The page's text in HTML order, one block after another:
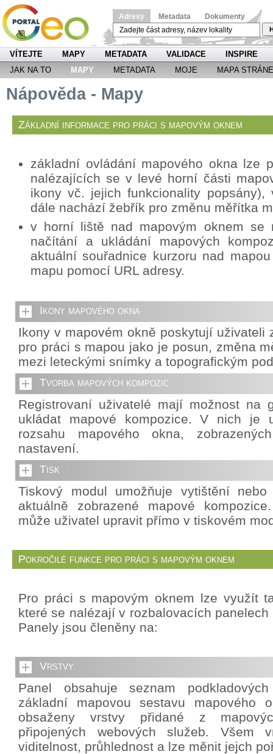
Adresy Metadata Dokumenty
VÍTEJTE MAPY METADATA VALIDACE
INSPIRE
JAK NA TO
MAPY METADATA MOJE MAPA
Nápověda - Mapy
Základní informace pro práci s mapovým oknem
základní ovládání mapového okna lze
nalézajících se v levé horní části
ikony vč. jejich funkcionality popsány),
dále nachází žebřík pro změnu měřítka
v horní liště nad mapovým oknem se
načítání a ukládání mapových
aktuální souřadnice kurzoru nad
mapu pomocí URL adresy.
Ikony mapového okna
Ikony v mapovém okně poskytují uživateli
pro práci s mapou jako je posun, změna
mezi leteckými snímky a topografickým
Tvorba mapových kompozic
Registrovaní uživatelé mají možnost na
ukládat mapové kompozice. V nich je
rozsahu mapového okna,
nastavení.
Tisk
Tiskový modul umožňuje vytištění
aktuálně zobrazené mapové
může uživatel upravit přímo v tiskovém
Pokročilé funkce pro práci s mapovým oknem
Pro práci s mapovým oknem lze využít
které se nalézají v rozbalovacích
Panely jsou členěny na:
Vrstvy
Panel obsahuje seznam
základní mapovou sestavu mapového
obsaženy vrstvy přidané z
připojených webových služeb. Všem
viditelnost, průhlednost a lze měnit jejch